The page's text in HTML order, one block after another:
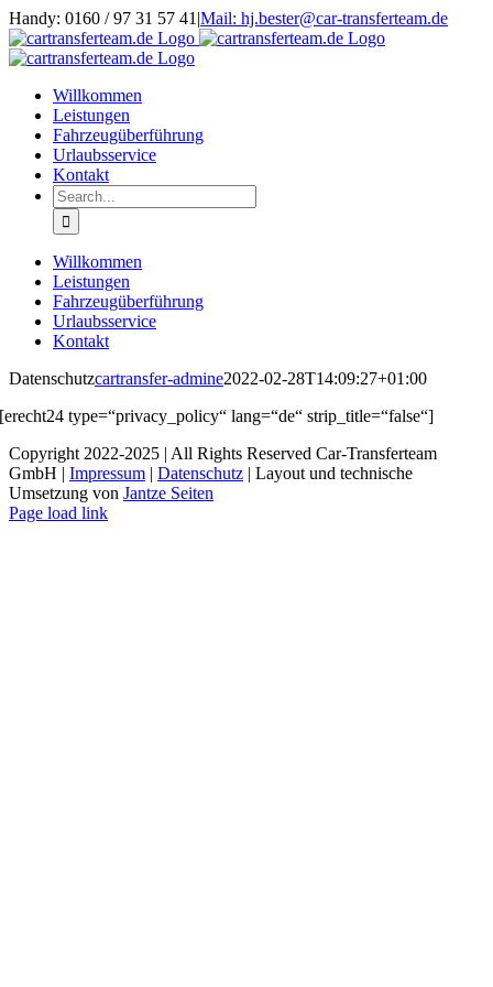
Skip
to
content
Handy: 0160 / 97 31 57 41 |Mail: hj.bester@car-transferteam.de
Willkommen
Leistungen
Fahrzeugüberführung
Urlaubsservice
Kontakt
Search
for:
Willkommen
Leistungen
Fahrzeugüberführung
Urlaubsservice
Kontakt
Datenschutzcartransfer-admine2022-02-28T14:09:27+01:00
[erecht24 type=“privacy_policy“ lang=“de“ strip_title=“false“]
Copyright 2022-2025 | All Rights Reserved Car-Transferteam
GmbH | Impressum | Datenschutz | Layout und technische
Umsetzung von Jantze Seiten
Page load link